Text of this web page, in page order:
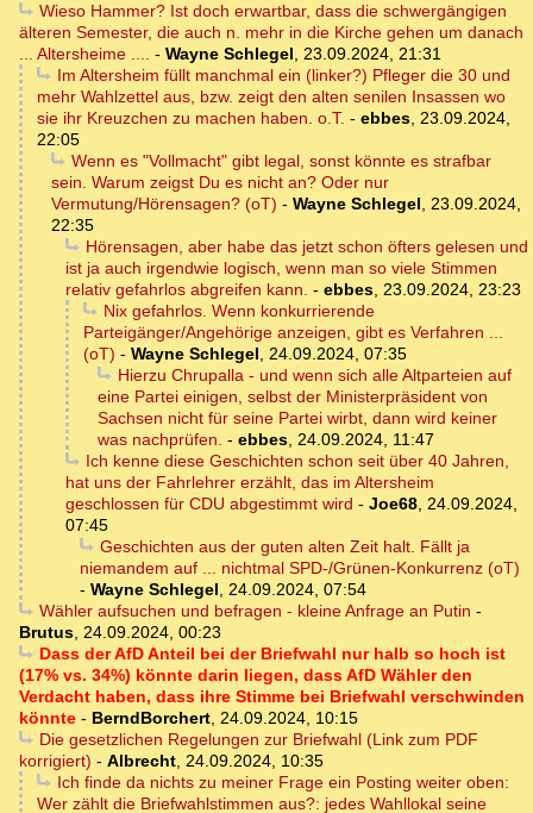
Wieso Hammer? Ist doch erwartbar, dass die schwergängigen
älteren Semester, die auch n. mehr in die Kirche gehen um danach
... Altersheime .... - Wayne Schlegel, 23.09.2024, 21:31
Im Altersheim füllt manchmal ein (linker?) Pfleger die 30 und
mehr Wahlzettel aus, bzw. zeigt den alten senilen Insassen wo
sie ihr Kreuzchen zu machen haben. o.T. - ebbes, 23.09.2024,
22:05
Wenn es "Vollmacht" gibt legal, sonst könnte es strafbar
sein. Warum zeigst Du es nicht an? Oder nur
Vermutung/Hörensagen? (oT) - Wayne Schlegel, 23.09.2024,
22:35
Hörensagen, aber habe das jetzt schon öfters gelesen und
ist ja auch irgendwie logisch, wenn man so viele Stimmen
relativ gefahrlos abgreifen kann. - ebbes, 23.09.2024, 23:23
Nix gefahrlos. Wenn konkurrierende
Parteigänger/Angehörige anzeigen, gibt es Verfahren ...
(oT) - Wayne Schlegel, 24.09.2024, 07:35
Hierzu Chrupalla - und wenn sich alle Altparteien auf
eine Partei einigen, selbst der Ministerpräsident von
Sachsen nicht für seine Partei wirbt, dann wird keiner
was nachprüfen. - ebbes, 24.09.2024, 11:47
Ich kenne diese Geschichten schon seit über 40 Jahren,
hat uns der Fahrlehrer erzählt, das im Altersheim
geschlossen für CDU abgestimmt wird - Joe68, 24.09.2024,
07:45
Geschichten aus der guten alten Zeit halt. Fällt ja
niemandem auf ... nichtmal SPD-/Grünen-Konkurrenz (oT)
- Wayne Schlegel, 24.09.2024, 07:54
Wähler aufsuchen und befragen - kleine Anfrage an Putin -
Brutus, 24.09.2024, 00:23
Dass der AfD Anteil bei der Briefwahl nur halb so hoch ist
(17% vs. 34%) könnte darin liegen, dass AfD Wähler den
Verdacht haben, dass ihre Stimme bei Briefwahl verschwinden
könnte - BerndBorchert, 24.09.2024, 10:15
Die gesetzlichen Regelungen zur Briefwahl (Link zum PDF
korrigiert) - Albrecht, 24.09.2024, 10:35
Ich finde da nichts zu meiner Frage ein Posting weiter oben:
Wer zählt die Briefwahlstimmen aus?: jedes Wahllokal seine